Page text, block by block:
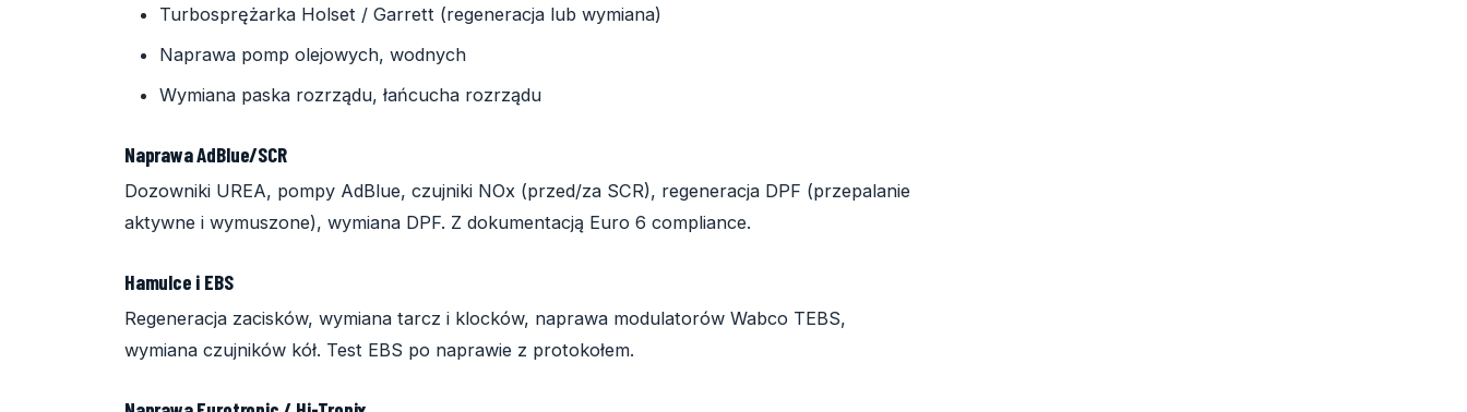
Turbosprężarka Holset / Garrett (regeneracja lub wymiana)
Naprawa pomp olejowych, wodnych
Wymiana paska rozrządu, łańcucha rozrządu
Naprawa AdBlue/SCR
Dozowniki UREA, pompy AdBlue, czujniki NOx (przed/za SCR), regeneracja DPF (przepalanie
aktywne i wymuszone), wymiana DPF. Z dokumentacją Euro 6 compliance.
Hamulce i EBS
Regeneracja zacisków, wymiana tarcz i klocków, naprawa modulatorów Wabco TEBS,
wymiana czujników kół. Test EBS po naprawie z protokołem.